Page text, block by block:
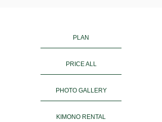
PLAN
PRICE ALL
PHOTO GALLERY
KIMONO RENTAL